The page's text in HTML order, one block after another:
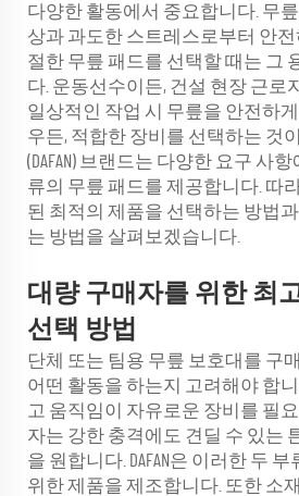
다양한 활동에서 중요합니다. 무
상과 과도한 스트레스로부터 안
절한 무릎 패드를 선택할 때는 그
다. 운동선수이든, 건설 현장 근로
일상적인 작업 시 무릎을 안전하
우든, 적합한 장비를 선택하는 것
(DAFAN) 브랜드는 다양한 요구 사
류의 무릎 패드를 제공합니다. 따
된 최적의 제품을 선택하는 방법
는 방법을 살펴보겠습니다.
대량 구매자를 위한 최
선택 방법
단체 또는 팀용 무릎 보호대를 구
어떤 활동을 하는지 고려해야 합
고 움직임이 자유로운 장비를 필
자는 강한 충격에도 견딜 수 있는
을 원합니다. DAFAN은 이러한 두
위한 제품을 제조합니다. 또한 소